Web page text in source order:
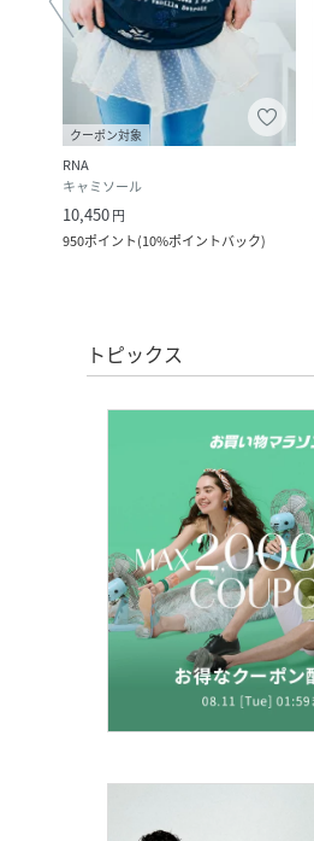
クーポン対象
RNA
キャミソール
10,450円
950ポイント(10%ポイントバック)
トピックス